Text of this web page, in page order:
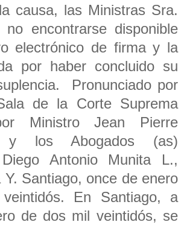
causa, las Ministras Sra.
encontrarse disponible
electrónico de firma y la
por haber concluido su
Pronunciado por
de la Corte Suprema
Ministro Jean Pierre
los Abogados (as)
Antonio Munita L.,
Y. Santiago, once de enero
En Santiago, a
de dos mil veintidós, se